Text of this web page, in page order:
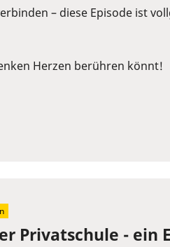
– diese Episode ist
Herzen berühren könnt!
Privatschule - ein